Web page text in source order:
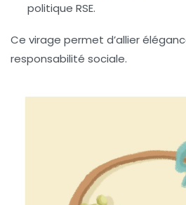
politique RSE.
Ce virage permet d’allier
responsabilité sociale.